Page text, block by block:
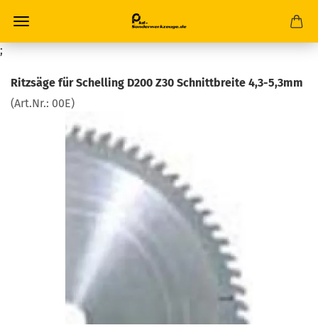
;
Ritzsäge für Schelling D200 Z30 Schnittbreite 4,3-5,3mm
(Art.Nr.: 00E)